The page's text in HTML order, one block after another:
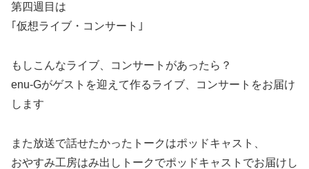
第四週目は
｢仮想ライブ・コンサート｣
もしこんなライブ、コンサートがあったら？
enu-Gがゲストを迎えて作るライブ、コンサートをお届け
します
また放送で話せたかったトークはポッドキャスト、
おやすみ工房はみ出しトークでポッドキャストでお届けし